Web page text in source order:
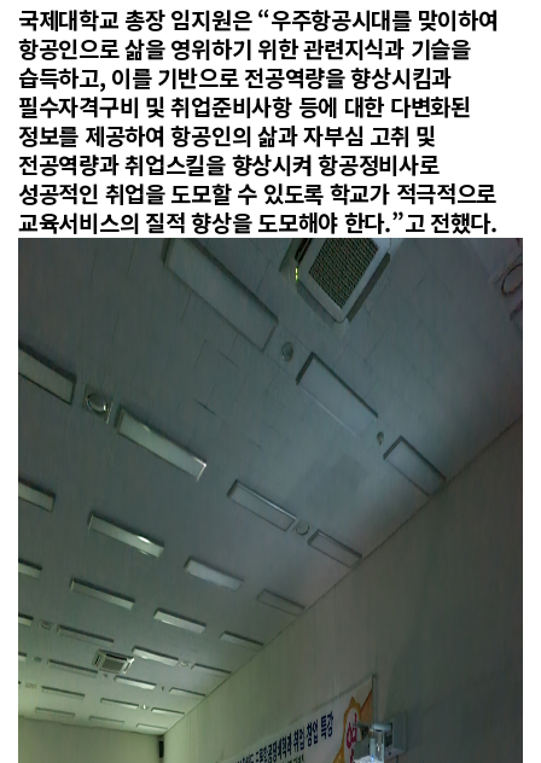
국제대학교 총장 임지원은 “우주항공시대를 맞이하여
항공인으로 삶을 영위하기 위한 관련지식과 기슬을
습득하고, 이를 기반으로 전공역량을 향상시킴과
필수자격구비 및 취업준비사항 등에 대한 다변화된
정보를 제공하여 항공인의 삶과 자부심 고취 및
전공역량과 취업스킬을 향상시켜 항공정비사로
성공적인 취업을 도모할 수 있도록 학교가 적극적으로
교육서비스의 질적 향상을 도모해야 한다.”고 전했다.